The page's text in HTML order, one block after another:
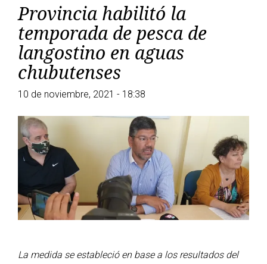
Provincia habilitó la
temporada de pesca de
langostino en aguas
chubutenses
10 de noviembre, 2021 - 18:38
La medida se estableció en base a los resultados del